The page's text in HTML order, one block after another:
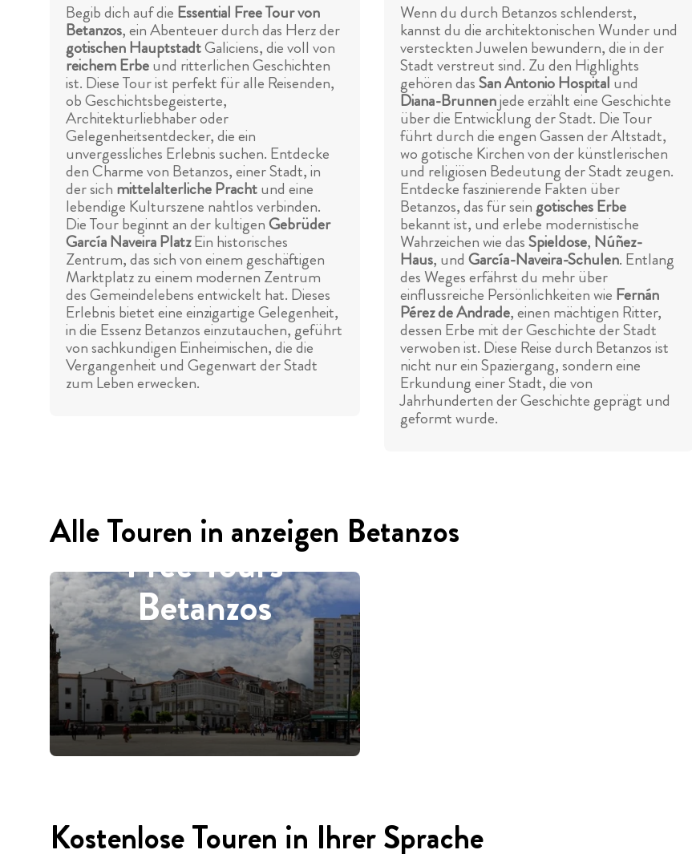
Begib dich auf die Essential Free Tour von
Betanzos, ein Abenteuer durch das Herz der
gotischen HauptstadtGaliciens, die voll von
reichem Erbeund ritterlichen Geschichten
ist. Diese Tour ist perfekt für alle Reisenden,
ob Geschichtsbegeisterte,
Architekturliebhaber oder
Gelegenheitsentdecker, die ein
unvergessliches Erlebnis suchen. Entdecke
den Charme von Betanzos, einer Stadt, in
der sich mittelalterliche Prachtund eine
lebendige Kulturszene nahtlos verbinden.
Die Tour beginnt an der kultigenGebrüder
García Naveira PlatzEin historisches
Zentrum, das sich von einem geschäftigen
Marktplatz zu einem modernen Zentrum
des Gemeindelebens entwickelt hat. Dieses
Erlebnis bietet eine einzigartige Gelegenheit,
in die Essenz Betanzos einzutauchen, geführt
von sachkundigen Einheimischen, die die
Vergangenheit und Gegenwart der Stadt
zum Leben erwecken.
Wenn du durch Betanzos schlenderst,
kannst du die architektonischen Wunder und
versteckten Juwelen bewundern, die in der
Stadt verstreut sind. Zu den Highlights
gehören dasSan Antonio Hospitalund
Diana-Brunnenjede erzählt eine Geschichte
über die Entwicklung der Stadt. Die Tour
führt durch die engen Gassen der Altstadt,
wo gotische Kirchen von der künstlerischen
und religiösen Bedeutung der Stadt zeugen.
Entdecke faszinierende Fakten über
Betanzos, das für seingotisches Erbe
bekannt ist, und erlebe modernistische
Wahrzeichen wie dasSpieldose, Núñez-
Haus, und García-Naveira-Schulen. Entlang
des Weges erfährst du mehr über
einflussreiche Persönlichkeiten wie Fernán
Pérez de Andrade, einen mächtigen Ritter,
dessen Erbe mit der Geschichte der Stadt
verwoben ist. Diese Reise durch Betanzos ist
nicht nur ein Spaziergang, sondern eine
Erkundung einer Stadt, die von
Jahrhunderten der Geschichte geprägt und
geformt wurde.
Alle Touren in anzeigen Betanzos
Free Tours
Betanzos
Kostenlose Touren in Ihrer Sprache